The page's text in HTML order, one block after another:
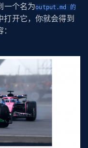
一个名为output.md 的
打开它，你就会得到